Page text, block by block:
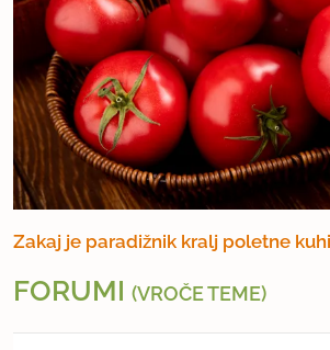
Zakaj je paradižnik kralj poletne
FORUMI (VROČE TEME)